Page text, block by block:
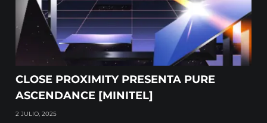
CLOSE PROXIMITY PRESENTA PURE
ASCENDANCE [MINITEL]
2 JULIO, 2025